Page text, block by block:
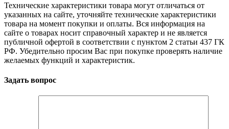
Технические характеристики товара могут отличаться от
указанных на сайте, уточняйте технические характеристики
товара на момент покупки и оплаты. Вся информация на
сайте о товарах носит справочный характер и не является
публичной офертой в соответствии с пунктом 2 статьи 437 ГК
РФ. Убедительно просим Вас при покупке проверять наличие
желаемых функций и характеристик.
Задать вопрос